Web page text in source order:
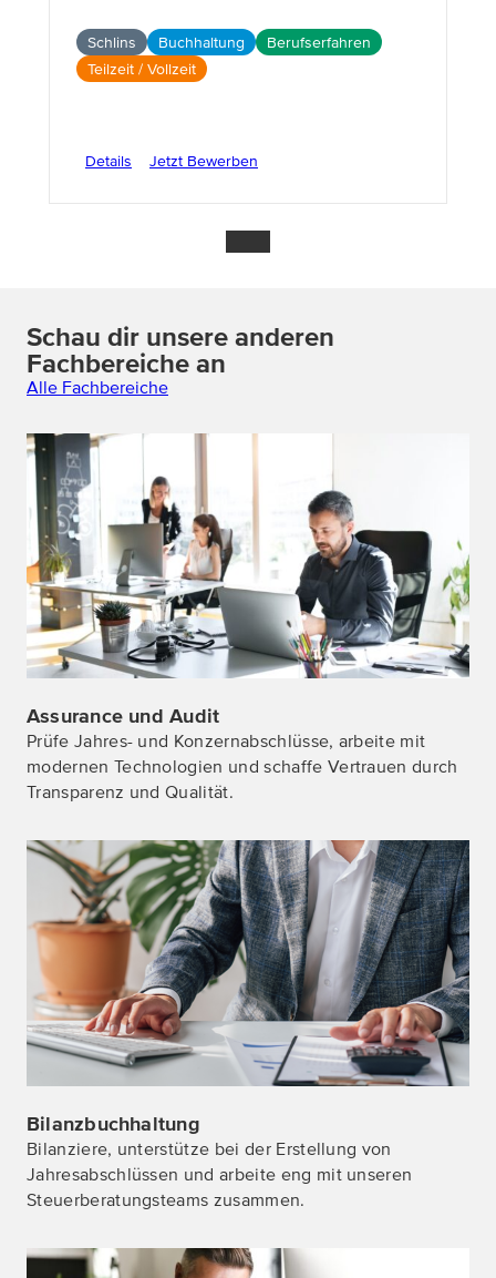
Schlins Buchhaltung
Berufserfahren
Teilzeit / Vollzeit
Details Jetzt Bewerben
Schau dir unsere anderen
Fachbereiche an
Alle Fachbereiche
Assurance und Audit
Prüfe Jahres- und Konzernabschlüsse, arbeite mit
modernen Technologien und schaffe Vertrauen durch
Transparenz und Qualität.
Alle Details zu Assurance und Audit
Bilanzbuchhaltung
Bilanziere, unterstütze bei der Erstellung von
Jahresabschlüssen und arbeite eng mit unseren
Steuerberatungsteams zusammen.
Alle Details zu Bilanzbuchhaltung